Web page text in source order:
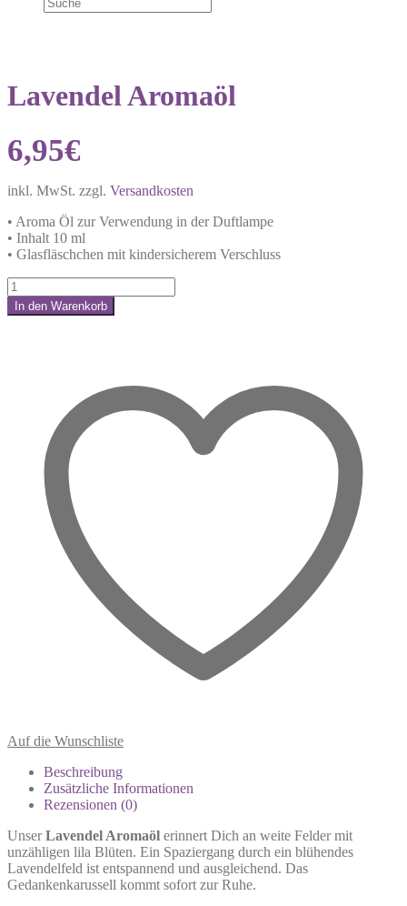
Lavendel Aromaöl
6,95€
inkl. MwSt. zzgl. Versandkosten
• Aroma Öl zur Verwendung in der Duftlampe
• Inhalt 10 ml
• Glasfläschchen mit kindersicherem Verschluss
Lavendel
Aromaöl
Menge
In den Warenkorb
Auf die Wunschliste
Beschreibung
Zusätzliche Informationen
Rezensionen (0)
UnserLavendel Aromaöl erinnert Dich an weite Felder mit
unzähligen lila Blüten. Ein Spaziergang durch ein blühendes
Lavendelfeld ist entspannend und ausgleichend. Das
Gedankenkarussell kommt sofort zur Ruhe.